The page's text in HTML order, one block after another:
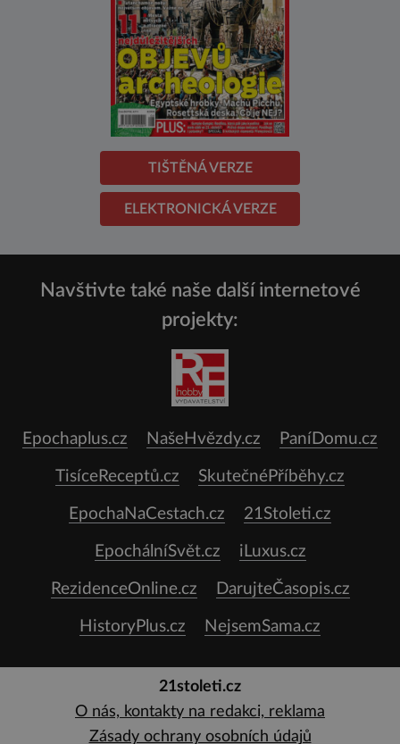
TIŠTĚNÁ VERZE
ELEKTRONICKÁ VERZE
Navštivte také naše další internetové
projekty:
Epochaplus.cz NašeHvězdy.cz PaníDomu.cz
TisíceReceptů.cz SkutečnéPříběhy.cz
EpochaNaCestach.cz 21Stoleti.cz
EpochálníSvět.cz iLuxus.cz
RezidenceOnline.cz DarujteČasopis.cz
HistoryPlus.cz NejsemSama.cz
21stoleti.cz
O nás, kontakty na redakci, reklama
Zásady ochrany osobních údajů